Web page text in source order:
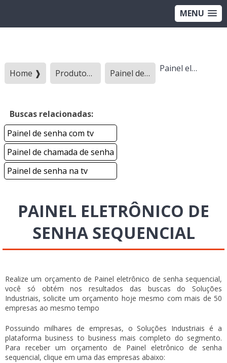
MENU
Home ❱ Produtos ❱ Painel de senha - Categoria ❱ Painel eletrônico de senha sequencial
Buscas relacionadas:
Painel de senha com tv
Painel de chamada de senha
Painel de senha na tv
PAINEL ELETRÔNICO DE
SENHA SEQUENCIAL
Realize um orçamento de Painel eletrônico de senha sequencial,
você só obtém nos resultados das buscas do Soluções
Industriais, solicite um orçamento hoje mesmo com mais de 50
empresas ao mesmo tempo
Possuindo milhares de empresas, o Soluções Industriais é a
plataforma business to business mais completo do segmento.
Para receber um orçamento de Painel eletrônico de senha
sequencial, clique em uma das empresas abaixo: